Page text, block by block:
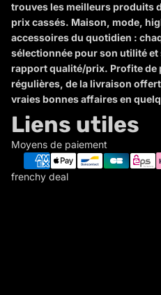
trouves les meilleurs produits
prix cassés. Maison, mode,
accessoires du quotidien :
sélectionnée pour son utilité et
rapport qualité/prix. Profite de
régulières, de la livraison
vraies bonnes affaires en
Liens utiles
Moyens de paiement
frenchy deal